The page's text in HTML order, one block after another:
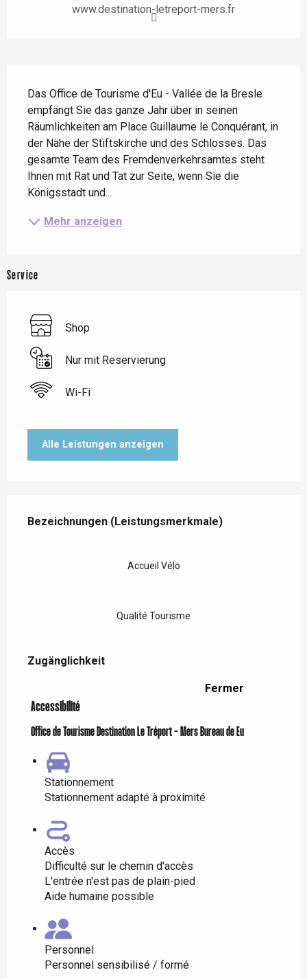
www.destination-letreport-mers.fr
Das Office de Tourisme d'Eu - Vallée de la Bresle
empfängt Sie das ganze Jahr über in seinen
Räumlichkeiten am Place Guillaume le Conquérant, in
der Nähe der Stiftskirche und des Schlosses. Das
gesamte Team des Fremdenverkehrsamtes steht
Ihnen mit Rat und Tat zur Seite, wenn Sie die
Königsstadt und...
Mehr anzeigen
Service
Shop
Nur mit Reservierung
Wi-Fi
Alle Leistungen anzeigen
Bezeichnungen (Leistungsmerkmale)
Bezeichnungen (Leistungsmerkmale)
Accueil Vélo
Qualité Tourisme
Zugänglichkeit
Fermer
Accessibilité
Office de Tourisme Destination Le Tréport - Mers Bureau de Eu
Stationnement
Stationnement adapté à proximité
Accès
Difficulté sur le chemin d'accès
L'entrée n'est pas de plain-pied
Aide humaine possible
Personnel
Personnel sensibilisé / formé